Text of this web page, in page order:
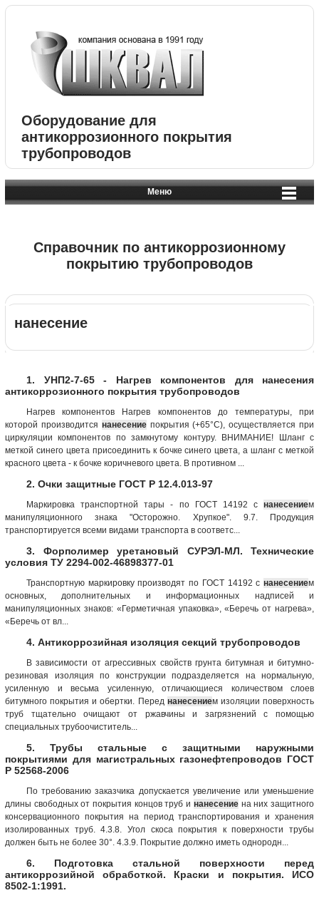
Оборудование для
антикоррозионного покрытия
трубопроводов
Меню
Справочник по антикоррозионному
покрытию трубопроводов
нанесение
1. УНП2-7-65 - Нагрев компонентов для нанесения
антикоррозионного покрытия трубопроводов
Нагрев компонентов Нагрев компонентов до температуры, при
которой производится нанесениепокрытия (+65°С), осуществляется при
циркуляции компонентов по замкнутому контуру. ВНИМАНИЕ! Шланг с
меткой синего цвета присоединить к бочке синего цвета, а шланг с меткой
красного цвета - к бочке коричневого цвета. В противном ...
2. Очки защитные ГОСТ Р 12.4.013-97
Маркировка транспортной тары - по ГОСТ 14192 с нанесением
манипуляционного знака "Осторожно. Хрупкое". 9.7. Продукция
транспортируется всеми видами транспорта в соответс...
3. Форполимер уретановый СУРЭЛ-МЛ. Технические
условия ТУ 2294-002-46898377-01
Транспортную маркировку производят по ГОСТ 14192 с нанесением
основных, дополнительных и информационных надписей и
манипуляционных знаков: «Герметичная упаковка», «Беречь от нагрева»,
«Беречь от вл...
4. Антикоррозийная изоляция секций трубопроводов
В зависимости от агрессивных свойств грунта битумная и битумно-
резиновая изоляция по конструкции подразделяется на нормальную,
усиленную и весьма усиленную, отличающиеся количеством слоев
битумного покрытия и обертки. Перед нанесением изоляции поверхность
труб тщательно очищают от ржавчины и загрязнений с помощью
специальных трубоочиститель...
5. Трубы стальные с защитными наружными
покрытиями для магистральных газонефтепроводов ГОСТ
Р 52568-2006
По требованию заказчика допускается увеличение или уменьшение
длины свободных от покрытия концов труб и нанесениена них защитного
консервационного покрытия на период транспортирования и хранения
изолированных труб. 4.3.8. Угол скоса покрытия к поверхности трубы
должен быть не более 30°. 4.3.9. Покрытие должно иметь однородн...
6. Подготовка стальной поверхности перед
антикоррозийной обработкой. Краски и покрытия. ИСО
8502-1:1991.